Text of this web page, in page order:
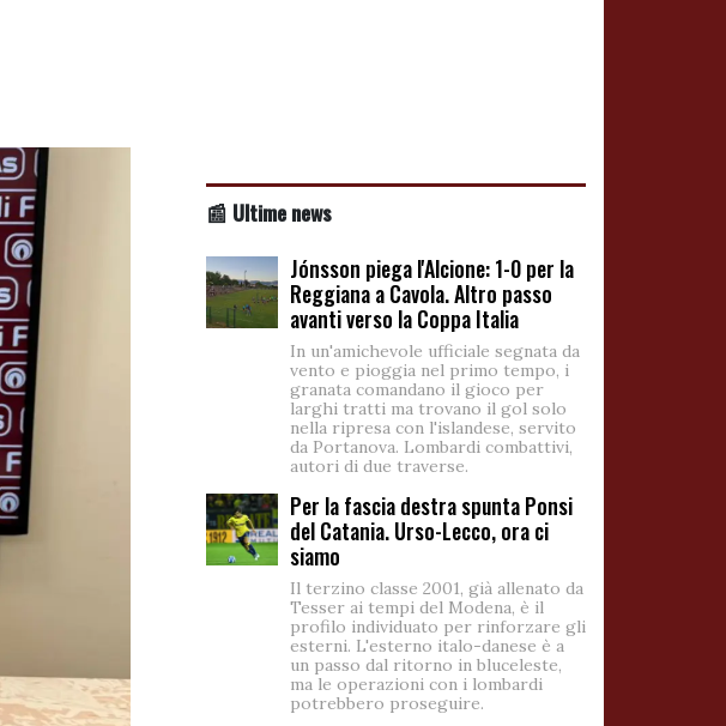
📰 Ultime news
Jónsson piega l'Alcione: 1-0 per la
Reggiana a Cavola. Altro passo
avanti verso la Coppa Italia
In un'amichevole ufficiale segnata da
vento e pioggia nel primo tempo, i
granata comandano il gioco per
larghi tratti ma trovano il gol solo
nella ripresa con l'islandese, servito
da Portanova. Lombardi combattivi,
autori di due traverse.
Per la fascia destra spunta Ponsi
del Catania. Urso-Lecco, ora ci
siamo
Il terzino classe 2001, già allenato da
Tesser ai tempi del Modena, è il
profilo individuato per rinforzare gli
esterni. L'esterno italo-danese è a
un passo dal ritorno in bluceleste,
ma le operazioni con i lombardi
potrebbero proseguire.